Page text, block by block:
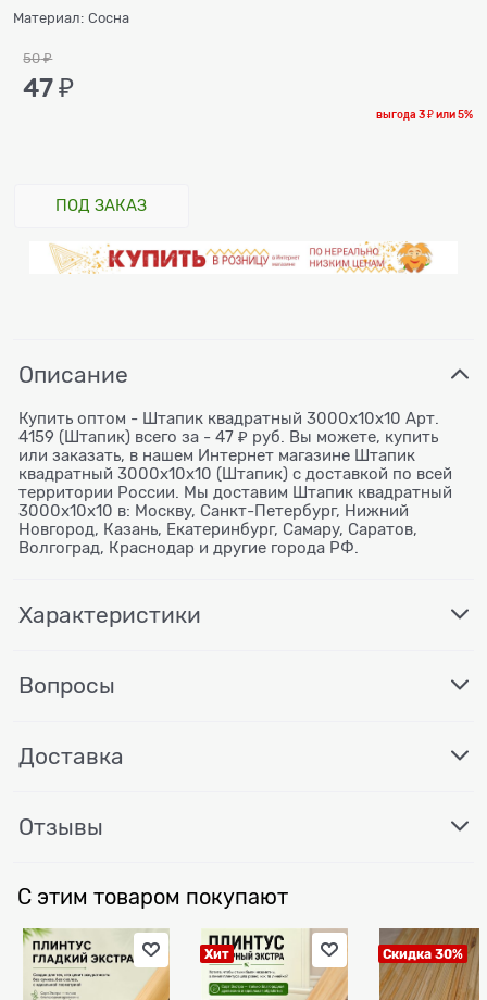
Материал: Сосна
50 ₽
47 ₽
выгода3 ₽или5%
ПОД ЗАКАЗ
Описание
Купить оптом - Штапик квадратный 3000x10x10 Арт.
4159 (Штапик) всего за - 47 ₽ руб. Вы можете, купить
или заказать, в нашем Интернет магазине Штапик
квадратный 3000x10x10 (Штапик) с доставкой по всей
территории России. Мы доставим Штапик квадратный
3000x10x10 в: Москву, Санкт-Петербург, Нижний
Новгород, Казань, Екатеринбург, Самару, Саратов,
Волгоград, Краснодар и другие города РФ.
Характеристики
Вопросы
Доставка
Отзывы
С этим товаром покупают
Хит Скидка 30%